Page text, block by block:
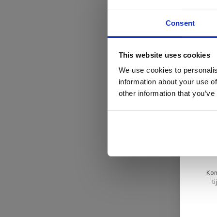
Consent
This website uses cookies
We use cookies to
information about your use
other information that